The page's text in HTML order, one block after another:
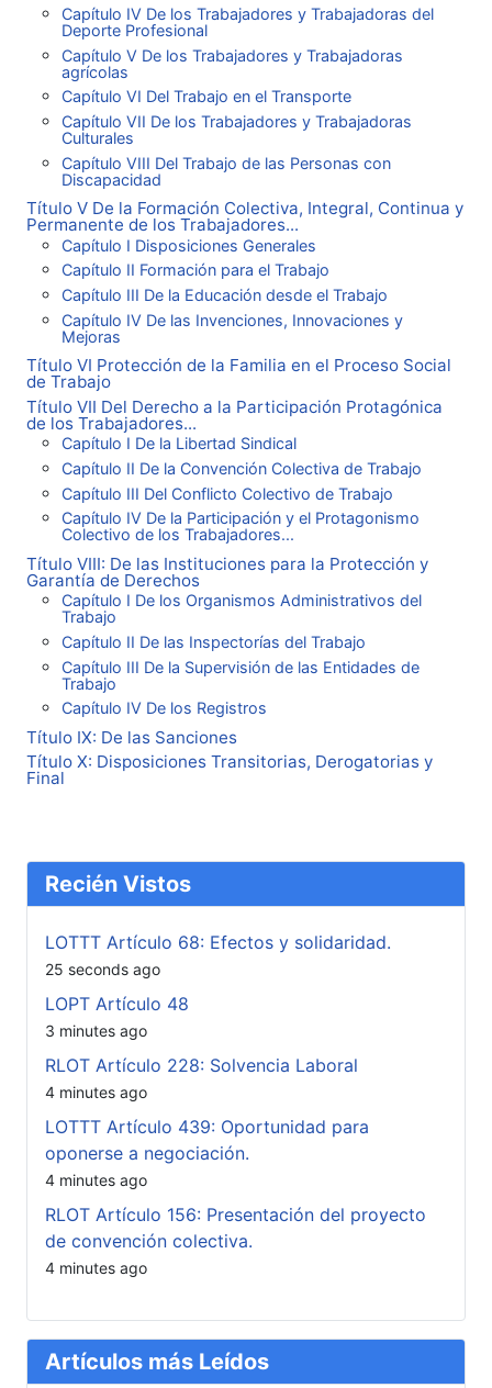
Capítulo IV De los Trabajadores y Trabajadoras del
Deporte Profesional
Capítulo V De los Trabajadores y Trabajadoras
agrícolas
Capítulo VI Del Trabajo en el Transporte
Capítulo VII De los Trabajadores y Trabajadoras
Culturales
Capítulo VIII Del Trabajo de las Personas con
Discapacidad
Título V De la Formación Colectiva, Integral, Continua y
Permanente de los Trabajadores...
Capítulo I Disposiciones Generales
Capítulo II Formación para el Trabajo
Capítulo III De la Educación desde el Trabajo
Capítulo IV De las Invenciones, Innovaciones y
Mejoras
Título VI Protección de la Familia en el Proceso Social
de Trabajo
Título VII Del Derecho a la Participación Protagónica
de los Trabajadores...
Capítulo I De la Libertad Sindical
Capítulo II De la Convención Colectiva de Trabajo
Capítulo III Del Conflicto Colectivo de Trabajo
Capítulo IV De la Participación y el Protagonismo
Colectivo de los Trabajadores...
Título VIII: De las Instituciones para la Protección y
Garantía de Derechos
Capítulo I De los Organismos Administrativos del
Trabajo
Capítulo II De las Inspectorías del Trabajo
Capítulo III De la Supervisión de las Entidades de
Trabajo
Capítulo IV De los Registros
Título IX: De las Sanciones
Título X: Disposiciones Transitorias, Derogatorias y
Final
Recién Vistos
LOTTT Artículo 68: Efectos y solidaridad.
25 seconds ago
LOPT Artículo 48
3 minutes ago
RLOT Artículo 228: Solvencia Laboral
4 minutes ago
LOTTT Artículo 439: Oportunidad para
oponerse a negociación.
4 minutes ago
RLOT Artículo 156: Presentación del proyecto
de convención colectiva.
4 minutes ago
Artículos más Leídos